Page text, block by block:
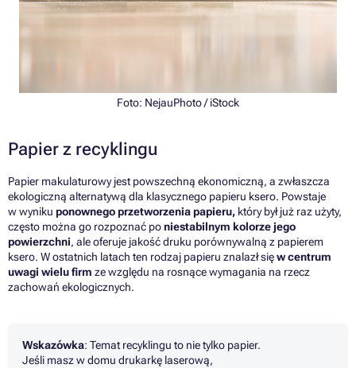
Foto: NejauPhoto / iStock
Papier z recyklingu
Papier makulaturowy jest powszechną ekonomiczną, a zwłaszcza
ekologiczną alternatywą dla klasycznego papieru ksero. Powstaje
w wyniku ponownego przetworzenia papieru, który był już raz użyty,
często można go rozpoznać poniestabilnym kolorze jego
powierzchni, ale oferuje jakość druku porównywalną z papierem
ksero. W ostatnich latach ten rodzaj papieru znalazł sięw centrum
uwagi wielu firm ze względu na rosnące wymagania na rzecz
zachowań ekologicznych.
Wskazówka: Temat recyklingu to nie tylko papier.
Jeśli masz w domu drukarkę laserową,